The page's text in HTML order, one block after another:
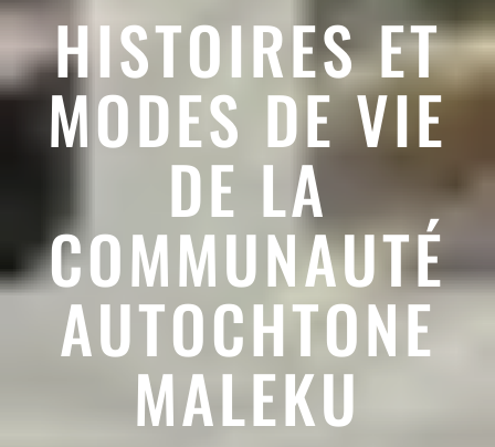
HISTOIRES ET
MODES DE VIE
DE LA
COMMUNAUTÉ
AUTOCHTONE
MALEKU